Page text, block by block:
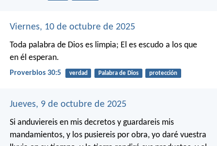
Viernes, 10 de octubre de 2025
Toda palabra de Dios es limpia; El es escudo a los que
en él esperan.
Proverbios 30:5 verdad Palabra de Dios protección
Jueves, 9 de octubre de 2025
Si anduviereis en mis decretos y guardareis mis
mandamientos, y los pusiereis por obra, yo daré vuestra